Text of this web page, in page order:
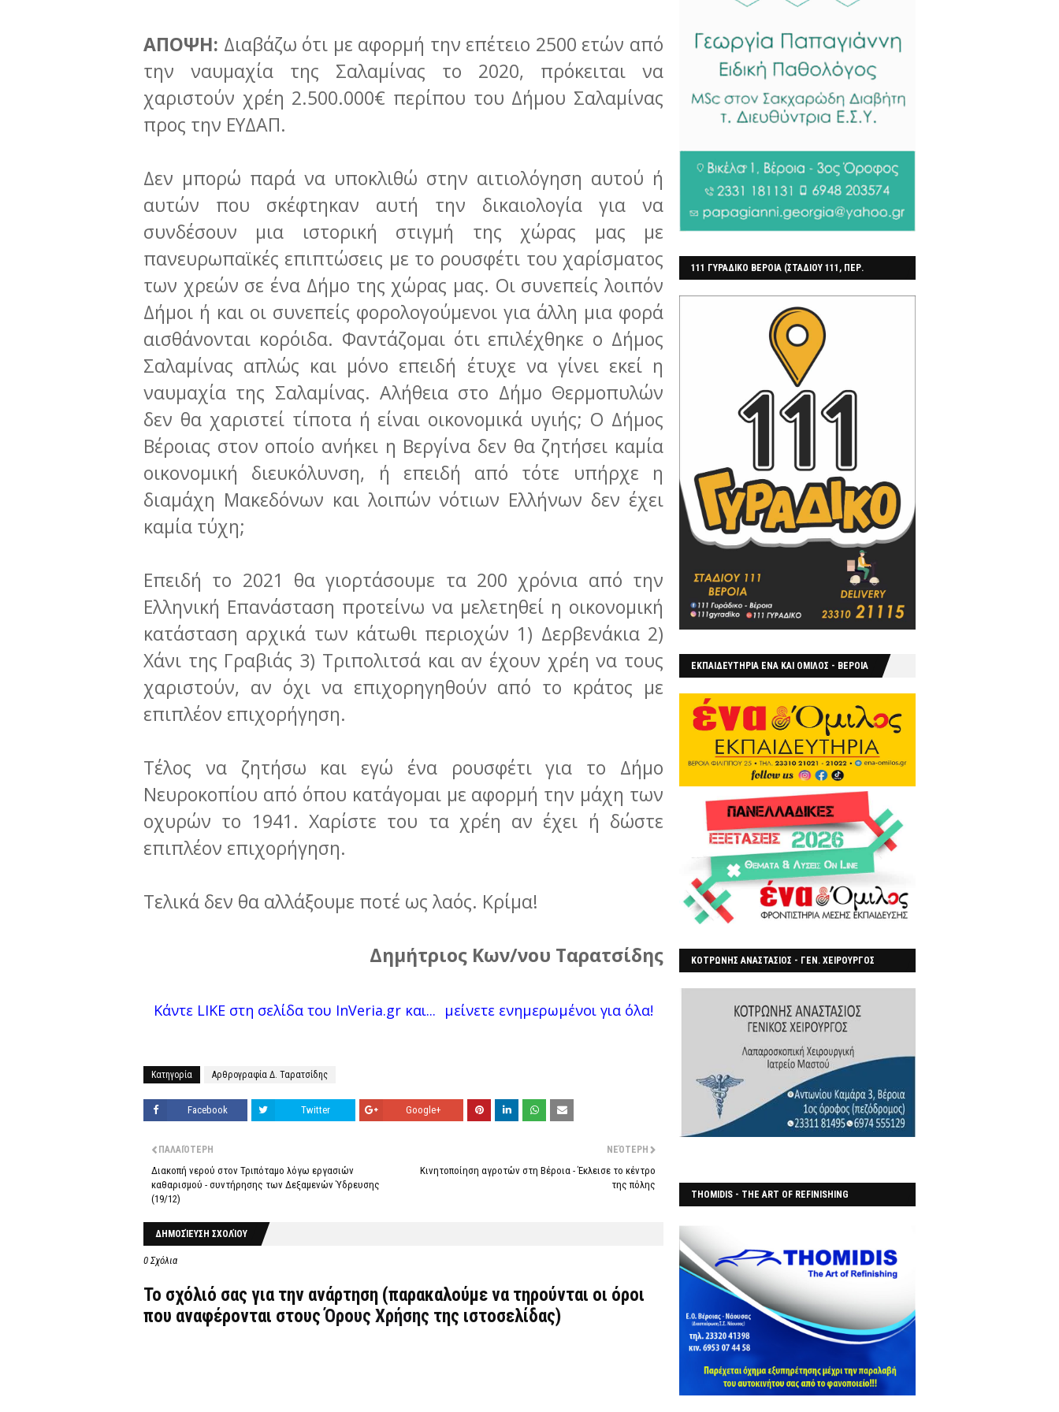
ΑΠΟΨΗ: Διαβάζω ότι με αφορμή την επέτειο 2500 ετών από
την ναυμαχία της Σαλαμίνας το 2020, πρόκειται να
χαριστούν χρέη 2.500.000€ περίπου του Δήμου Σαλαμίνας
προς την ΕΥΔΑΠ.
Δεν μπορώ παρά να υποκλιθώ στην αιτιολόγηση αυτού ή
αυτών που σκέφτηκαν αυτή την δικαιολογία για να
συνδέσουν μια ιστορική στιγμή της χώρας μας με
πανευρωπαϊκές επιπτώσεις με το ρουσφέτι του χαρίσματος
των χρεών σε ένα Δήμο της χώρας μας. Οι συνεπείς λοιπόν
Δήμοι ή και οι συνεπείς φορολογούμενοι για άλλη μια φορά
αισθάνονται κορόιδα. Φαντάζομαι ότι επιλέχθηκε ο Δήμος
Σαλαμίνας απλώς και μόνο επειδή έτυχε να γίνει εκεί η
ναυμαχία της Σαλαμίνας. Αλήθεια στο Δήμο Θερμοπυλών
δεν θα χαριστεί τίποτα ή είναι οικονομικά υγιής; Ο Δήμος
Βέροιας στον οποίο ανήκει η Βεργίνα δεν θα ζητήσει καμία
οικονομική διευκόλυνση, ή επειδή από τότε υπήρχε η
διαμάχη Μακεδόνων και λοιπών νότιων Ελλήνων δεν έχει
καμία τύχη;
Επειδή το 2021 θα γιορτάσουμε τα 200 χρόνια από την
Ελληνική Επανάσταση προτείνω να μελετηθεί η οικονομική
κατάσταση αρχικά των κάτωθι περιοχών 1) Δερβενάκια 2)
Χάνι της Γραβιάς 3) Τριπολιτσά και αν έχουν χρέη να τους
χαριστούν, αν όχι να επιχορηγηθούν από το κράτος με
επιπλέον επιχορήγηση.
Τέλος να ζητήσω και εγώ ένα ρουσφέτι για το Δήμο
Νευροκοπίου από όπου κατάγομαι με αφορμή την μάχη των
οχυρών το 1941. Χαρίστε του τα χρέη αν έχει ή δώστε
επιπλέον επιχορήγηση.
Τελικά δεν θα αλλάξουμε ποτέ ως λαός. Κρίμα!
Δημήτριος Κων/νου Ταρατσίδης
Κάντε LIKE στη σελίδα του InVeria.gr και... μείνετε ενημερωμένοι για όλα!
Κατηγορία Αρθρογραφία Δ. Ταρατσίδης
Facebook Twitter Google+
ΝΕΌΤΕΡΗ
Κινητοποίηση αγροτών στη Βέροια - Έκλεισε το κέντρο
της πόλης
ΠΑΛΑΙΌΤΕΡΗ
Διακοπή νερού στον Τριπόταμο λόγω εργασιών
καθαρισμού - συντήρησης των Δεξαμενών Ύδρευσης
(19/12)
ΔΗΜΟΣΊΕΥΣΗ ΣΧΟΛΊΟΥ
0 Σχόλια
Το σχόλιό σας για την ανάρτηση (παρακαλούμε να τηρούνται οι όροι
που αναφέρονται στουςΌρους Χρήσης της ιστοσελίδας)
111 ΓΥΡΑΔΙΚΟ ΒΕΡΟΙΑ (ΣΤΑΔΙΟΥ 111, ΠΕΡ.
ΕΚΠΑΙΔΕΥΤΗΡΙΑ ΕΝΑ ΚΑΙ ΟΜΙΛΟΣ - ΒΕΡΟΙΑ
ΚΟΤΡΩΝΗΣ ΑΝΑΣΤΑΣΙΟΣ - ΓΕΝ. ΧΕΙΡΟΥΡΓΟΣ
THOMIDIS - THE ART OF REFINISHING